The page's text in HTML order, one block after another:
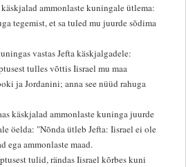
ammonlaste kuningale ütlema:
tegemist, et sa tuled mu juurde sõdima
vastas Jefta käskjalgadele:
tulles võttis Iisrael mu maa
ja Jordanini; anna see nüüd rahuga
käskjalad ammonlaste kuninga juurde
öelda: "Nõnda ütleb Jefta: Iisrael ei ole
ega ammonlaste maad.
tulid, rändas Iisrael kõrbes kuni